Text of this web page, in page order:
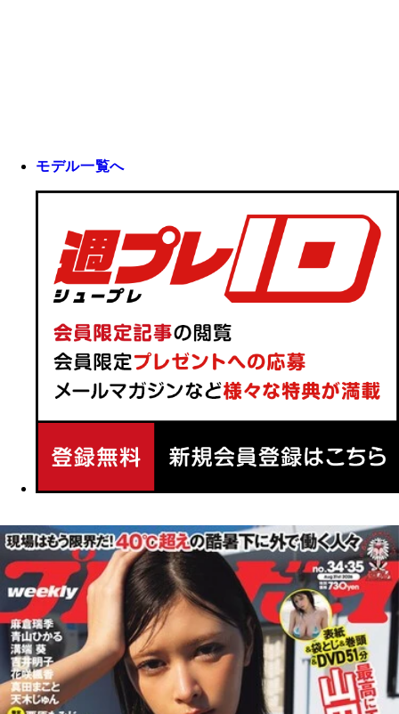
モデル一覧へ